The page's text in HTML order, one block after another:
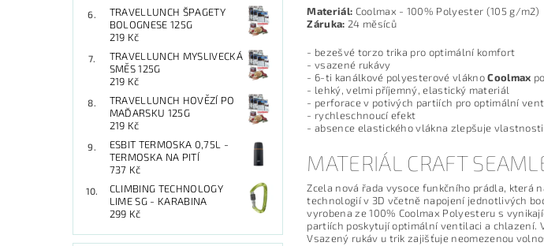
TRAVELLUNCH ŠPAGETY
BOLOGNESE 125G
219 Kč
TRAVELLUNCH MYSLIVECKÁ
SMĚS 125G
219 Kč
TRAVELLUNCH HOVĚZÍ PO
MAĎARSKU 125G
219 Kč
ESBIT TERMOSKA 0,75L -
TERMOSKA NA PITÍ
737 Kč
CLIMBING TECHNOLOGY
LIME SG - KARABINA
299 Kč
Materiál: Coolmax - 100% Polyester (105 g/m2)
Záruka: 24 měsíců
- bezešvé torzo trika pro optimální komfort
- vsazené rukávy
- 6-ti kanálkové polyesterové vláknoCoolmax
- lehký, velmi příjemný, elastický materiál
- perforace v potivých partiích pro optimální
- rychleschnoucí efekt
- absence elastického vlákna zlepšuje
MATERIÁL CRAFT
Zcela nová řada vysoce funkčního prádla, která
technologií v 3D včetně napojení jednotlivých
vyrobena ze 100% Coolmax Polyesteru s
partiích poskytují optimální ventilaci a chlazení.
Vsazený rukáv u trik zajišťuje neomezenou